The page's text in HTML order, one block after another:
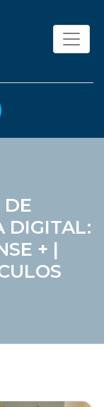
DE
DIGITAL:
+ |